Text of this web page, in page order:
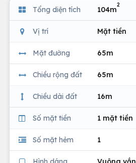
Tổng diện tích 104m
2
Vị trí Mặt tiền
Mặt đường 65m
Chiều rộng đất 65m
Chiều dài đất 16m
Số mặt tiền 1 mặt tiền
Số mặt hẻm 1